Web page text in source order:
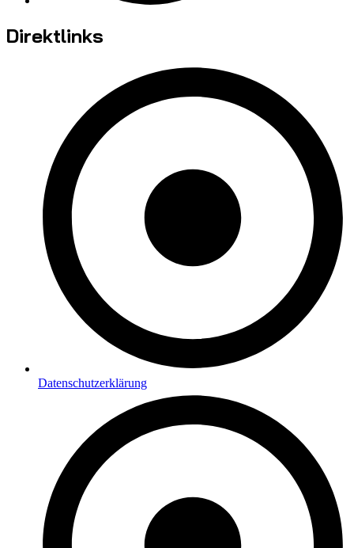
Direktlinks
Datenschutzerklärung